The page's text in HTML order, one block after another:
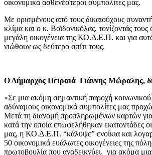
οικονομικά ασθενέστεροι συμπολίτες μας.
Με ορισμένους από τους δικαιούχους
κλίμα και ο κ. Βοϊδονικόλας, τονίζοντάς τους
μεγάλη οικογένεια της ΚΟ.Δ.Ε.Π. και για
νιώθουν ως δεύτερο σπίτι τους.
Ο Δήμαρχος Πειραιά Γιάννης Μώραλης,
«Σε μια ακόμη σημαντική παροχή
αδύναμους οικονομικά συμπολίτες μας
Μετά τη διανομή προπληρωμένων καρτών
κατά την οποία επωφελήθηκαν εκατοντάδες
μας, η ΚΟ.Δ.Ε.Π. “κάλυψε” ενοίκια και
50 οικονομικά ευάλωτες οικογένειες της
πρωτοβουλία που αναδεικνύει, για ακόμα